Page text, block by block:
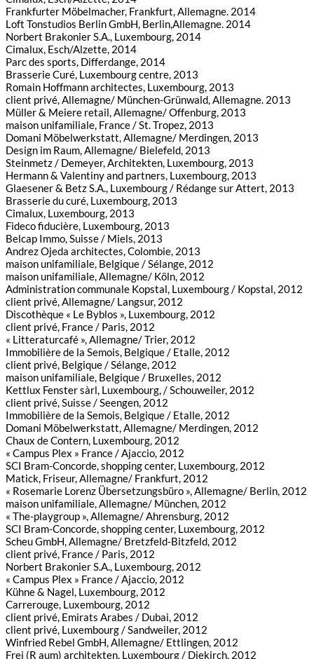
Frankfurter Möbelmacher, Frankfurt, Allemagne. 2014
Loft Tonstudios Berlin GmbH, Berlin,Allemagne. 2014
Norbert Brakonier S.A., Luxembourg, 2014
Cimalux, Esch/Alzette, 2014
Parc des sports, Differdange, 2014
Brasserie Curé, Luxembourg centre, 2013
Romain Hoffmann architectes, Luxembourg, 2013
client privé, Allemagne/ München-Grünwald, Allemagne. 2013
Müller & Meiere retail, Allemagne/ Offenburg, 2013
maison unifamiliale, France / St. Tropez, 2013
Domani Möbelwerkstatt, Allemagne/ Merdingen, 2013
Design im Raum, Allemagne/ Bielefeld, 2013
Steinmetz / Demeyer, Architekten, Luxembourg, 2013
Hermann & Valentiny and partners, Luxembourg, 2013
Glaesener & Betz S.A., Luxembourg / Rédange sur Attert, 2013
Brasserie du curé, Luxembourg, 2013
Cimalux, Luxembourg, 2013
Fideco fiducière, Luxembourg, 2013
Belcap Immo, Suisse / Miels, 2013
Andrez Ojeda architectes, Colombie, 2013
maison unifamiliale, Belgique / Sélange, 2012
maison unifamiliale, Allemagne/ Köln, 2012
Administration communale Kopstal, Luxembourg / Kopstal, 2012
client privé, Allemagne/ Langsur, 2012
Discothèque « Le Byblos », Luxembourg, 2012
client privé, France / Paris, 2012
« Litteraturcafé », Allemagne/ Trier, 2012
Immobilière de la Semois, Belgique / Etalle, 2012
client privé, Belgique / Sélange, 2012
maison unifamiliale, Belgique / Bruxelles, 2012
Kettlux Fenster sàrl, Luxembourg, / Schouweiler, 2012
client privé, Suisse / Seengen, 2012
Immobilière de la Semois, Belgique / Etalle, 2012
Domani Möbelwerkstatt, Allemagne/ Merdingen, 2012
Chaux de Contern, Luxembourg, 2012
« Campus Plex » France / Ajaccio, 2012
SCI Bram-Concorde, shopping center, Luxembourg, 2012
Matick, Friseur, Allemagne/ Frankfurt, 2012
« Rosemarie Lorenz Übersetzungsbüro », Allemagne/ Berlin, 2012
maison unifamiliale, Allemagne/ München, 2012
« The-playgroup », Allemagne/ Ahrensburg, 2012
SCI Bram-Concorde, shopping center, Luxembourg, 2012
Scheu GmbH, Allemagne/ Bretzfeld-Bitzfeld, 2012
client privé, France / Paris, 2012
Norbert Brakonier S.A., Luxembourg, 2012
« Campus Plex » France / Ajaccio, 2012
Kühne & Nagel, Luxembourg, 2012
Carrerouge, Luxembourg, 2012
client privé, Emirats Arabes / Dubai, 2012
client privé, Luxembourg / Sandweiler, 2012
Winfried Rebel GmbH, Allemagne/ Ettlingen, 2012
Frei (R aum) architekten, Luxembourg / Diekirch, 2012